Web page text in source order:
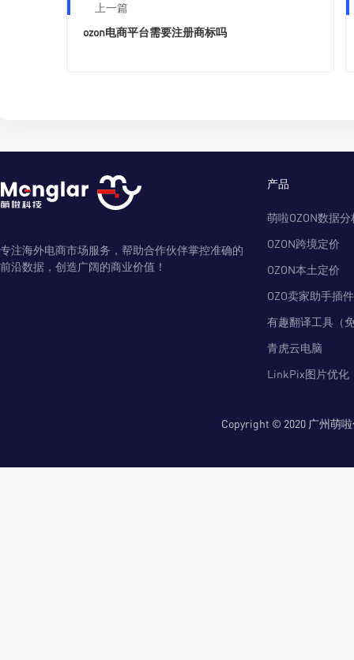
上一篇
ozon电商平台需要注册商标吗
专注海外电商市场服务，帮助合作伙伴掌控准确的
前沿数据，创造广阔的商业价值！
产品
萌啦OZON数据分
OZON跨境定价
OZON本土定价
OZO卖家助手插件
有趣翻译工具（
青虎云电脑
LinkPix图片优化
Copyright © 2020 广州萌